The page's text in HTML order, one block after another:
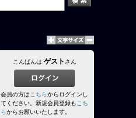
こんばんは ゲスト さん
会員の方はこちらからログインし
てください。新規会員登録もこち
らからお願いいたします。